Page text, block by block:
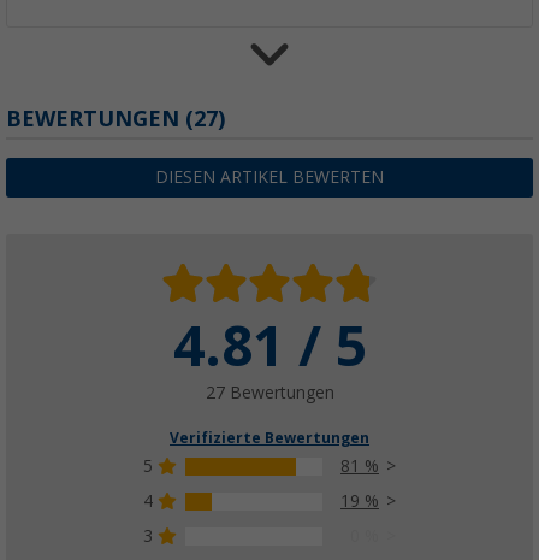
Berger Tankbefestigungs-Set Luxus
20,99€
BEWERTUNGEN (27)
DIESEN ARTIKEL BEWERTEN
4.81 / 5
27 Bewertungen
Verifizierte Bewertungen
5
81 %
4
19 %
3